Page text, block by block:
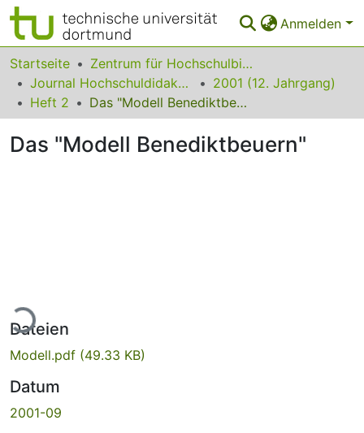
Anmelden
Bereiche & Sammlungen
Das gesamte Repositorium
Startseite
Zentrum für Hochschulbildung (zhb)
Journal Hochschuldidaktik
2001 (12. Jahrgang)
Heft 2
Das "Modell Benediktbeuern"
Das "Modell Benediktbeuern"
Dateien
Modell.pdf (49.33 KB)
Datum
2001-09